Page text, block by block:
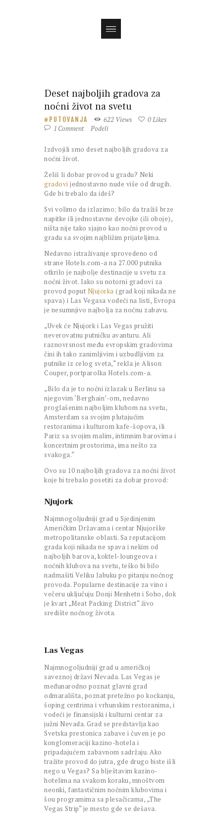
Deset najboljih gradova za
noćni život na svetu
PUTOVANJA 622 Views 0Likes
1 Comment Podeli
Izdvojili smo deset najboljih gradova za
noćni život.
Želiš li dobar provod u gradu? Neki
gradovi jednostavno nude više od drugih.
Gde bi trebalo da ideš?
Svi volimo da izlazimo; bilo da tražiš brze
napitke ili jednostavne devojke (ili oboje),
ništa nije tako sjajno kao noćni provod u
gradu sa svojim najbližim prijateljima.
Nedavno istraživanje sprovedeno od
strane Hotels.com-a na 27.000 putnika
otkrilo je najbolje destinacije u svetu za
noćni život. Iako su notorni gradovi za
provod poput Njujorka (grad koji nikada ne
spava) i Las Vegasa vodeći na listi, Evropa
je nesumnjivo najbolja za noćnu zabavu.
„Uvek će Njujork i Las Vegas pružiti
neverovatnu putničku avanturu. Ali
raznovrsnost među evropskim gradovima
čini ih tako zanimljivim i uzbudljivim za
putnike iz celog sveta,“ rekla je Alison
Couper, portparolka Hotels.com-a.
„Bilo da je to noćni izlazak u Berlinu sa
njegovim ‘Berghain’-om, nedavno
proglašenim najboljim klubom na svetu,
Amsterdam sa svojim plutajućim
restoranima i kulturom kafe-šopova, ili
Pariz sa svojim malim, intimnim barovima i
koncertnim prostorima, ima nešto za
svakoga.“
Ovo su 10 najboljih gradova za noćni život
koje bi trebalo posetiti za dobar provod:
Njujork
Najmnogoljudniji grad u Sjedinjenim
Američkim Državama i centar Njujorške
metropolitanske oblasti. Sa reputacijom
grada koji nikada ne spava i nekim od
najboljih barova, koktel-loungeova i
noćnih klubova na svetu, teško bi bilo
nadmašiti Veliku Jabuku po pitanju noćnog
provoda. Popularne destinacije za vino i
večeru uključuju Donji Menhetn i Soho, dok
je kvart „Meat Packing District“ živo
središte noćnog života.
Las Vegas
Najmnogoljudniji grad u američkoj
saveznoj državi Nevada. Las Vegas je
međunarodno poznat glavni grad
odmarališta, poznat pretežno po kockanju,
šoping centrima i vrhunskim restoranima, i
vodeći je finansijski i kulturni centar za
južni Nevada. Grad se predstavlja kao
Svetska prestonica zabave i čuven je po
konglomeraciji kazino-hotela i
pripadajućem zabavnom sadržaju. Ako
tražite provod do jutra, gde drugo biste išli
nego u Vegas? Sa blještavim kazino-
hotelima na svakom koraku, mnoštvom
neonki, fantastičnim noćnim klubovima i
šou programima sa plesačicama, „The
Vegas Strip“ je mesto gde se dešava.